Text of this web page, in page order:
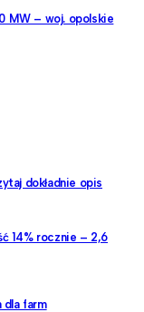
MW – woj. opolskie
dokładnie opis
14% rocznie – 2,6
dla farm